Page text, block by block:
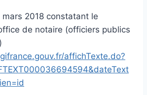
2018 constatant le
de notaire (officiers publics
affichTexte.do?